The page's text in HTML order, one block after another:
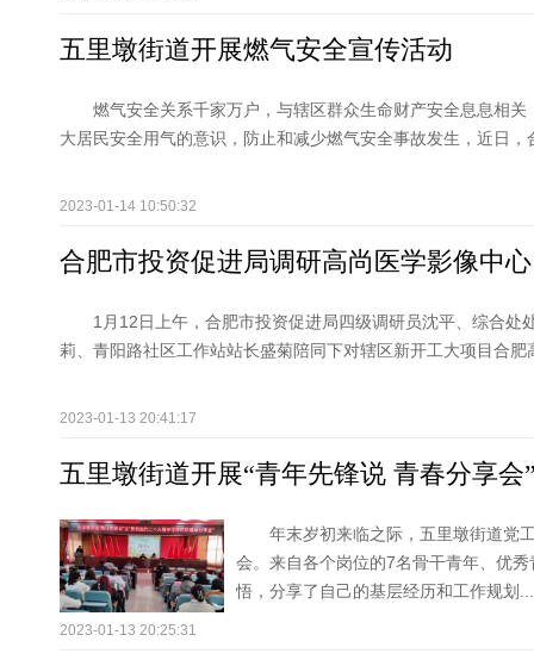
五里墩街道开展燃气安全宣传活动
燃气安全关系千家万户，与辖区群众生命财产安全息息相
大居民安全用气的意识，防止和减少燃气安全事故发生，近日
2023-01-14 10:50:32
合肥市投资促进局调研高尚医学影像中心
1月12日上午，合肥市投资促进局四级调研员沈平、综合处
莉、青阳路社区工作站站长盛菊陪同下对辖区新开工大项目合
2023-01-13 20:41:17
五里墩街道开展“青年先锋说 青春分享会
年末岁初来临之际，五里墩街道党
会。来自各个岗位的7名骨干青年、优
悟，分享了自己的基层经历和工作规划...
2023-01-13 20:25:31